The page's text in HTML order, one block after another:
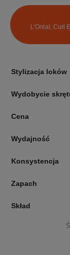
L’Oréal, Curl
Stylizacja loków
Wydobycie
Cena
Wydajność
Konsystencja
Zapach
Skład